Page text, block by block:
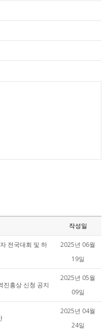
작성일
전국대회 및 하
2025년 06월
19일
진흥상 신청 공지
2025년 05월
09일
2025년 04월
24일